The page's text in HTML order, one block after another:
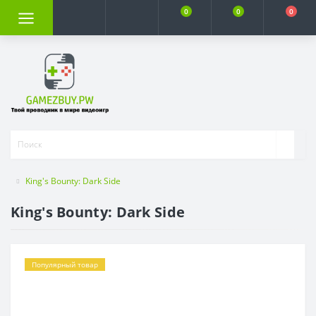
0 0 0
King's Bounty: Dark Side
King's Bounty: Dark Side
Популярный товар